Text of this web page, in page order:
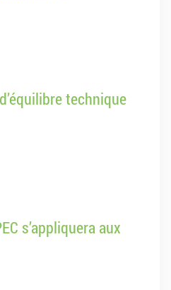
technique
s’appliquera aux